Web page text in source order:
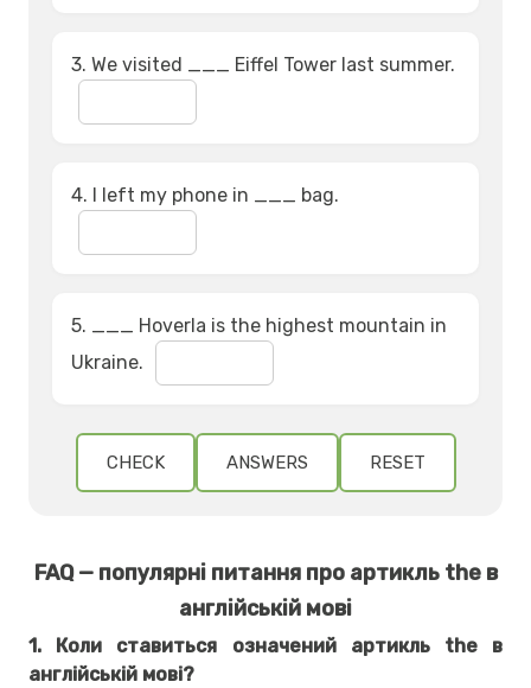
3. We visited ___ Eiffel Tower last summer.
4. I left my phone in ___ bag.
5. ___ Hoverla is the highest mountain in
Ukraine.
CHECK ANSWERS RESET
FAQ — популярні питання про артикль the в
англійській мові
1. Коли ставиться означений артикль the в
англійській мові?